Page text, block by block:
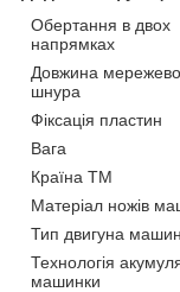
Обертання в двох
напрямках
Довжина
шнура
Фіксація пластин
Вага
Країна ТМ
Матеріал ножів
Тип двигуна
Технологія
машинки